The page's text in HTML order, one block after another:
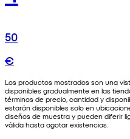
50
€
Los productos mostrados son una
disponibles gradualmente en las
términos de precio, cantidad y
estarán disponibles solo en
diseños de muestra y pueden diferir
válida hasta agotar existencias.